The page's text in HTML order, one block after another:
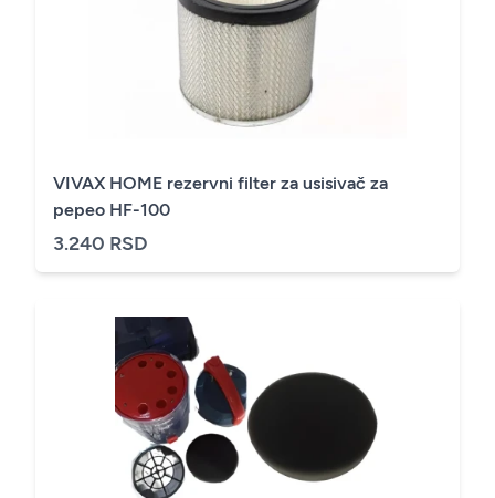
VIVAX HOME rezervni filter za usisivač za
pepeo HF-100
3.240 RSD